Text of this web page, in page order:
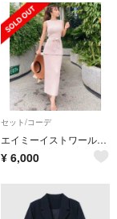
セット/コーデ
エイミーイストワール ニットセットアップ バックオープン
¥ 6,000